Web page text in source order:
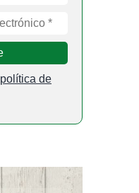
política de